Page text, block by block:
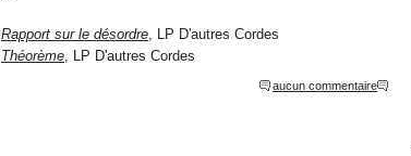
Rapport sur le désordre , LP D'autres Cordes
Théorème , LP D'autres Cordes
aucun commentaire